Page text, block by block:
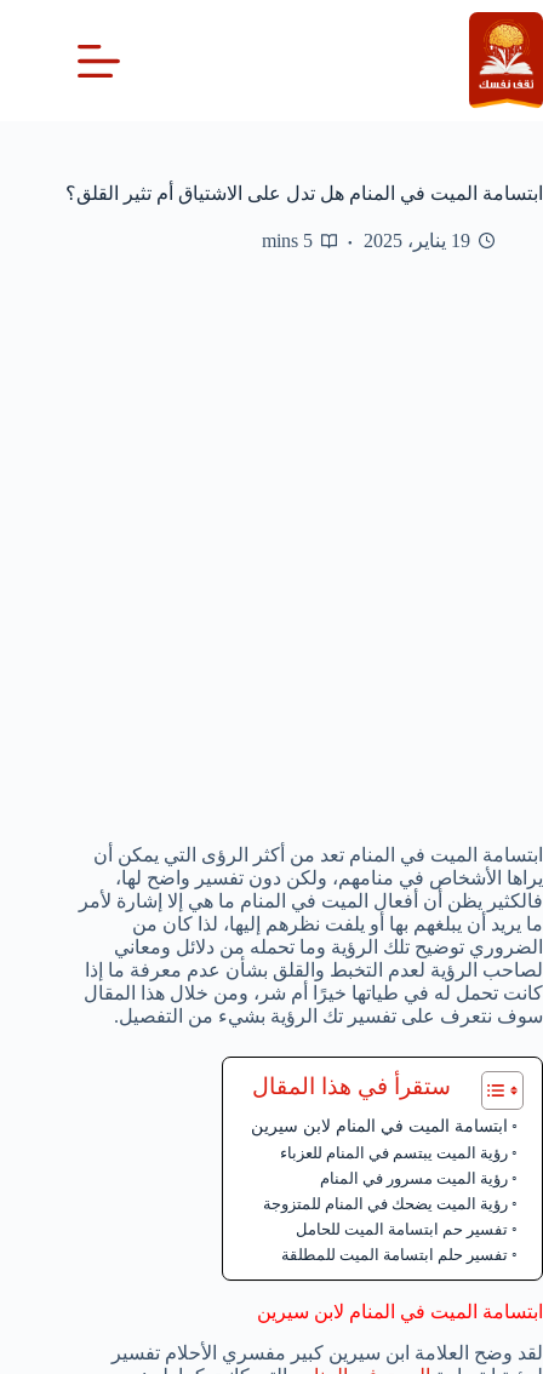
التجاوز
إلى
المحتوى
ابتسامة الميت في المنام هل تدل على الاشتياق أم تثير القلق؟
19 يناير، 2025 5 mins
ابتسامة الميت في المنام تعد من أكثر الرؤى التي يمكن أن
يراها الأشخاص في منامهم، ولكن دون تفسير واضح لها،
فالكثير يظن أن أفعال الميت في المنام ما هي إلا إشارة لأمر
ما يريد أن يبلغهم بها أو يلفت نظرهم إليها، لذا كان من
الضروري توضيح تلك الرؤية وما تحمله من دلائل ومعاني
لصاحب الرؤية لعدم التخبط والقلق بشأن عدم معرفة ما إذا
كانت تحمل له في طياتها خيرًا أم شر، ومن خلال هذا المقال
سوف نتعرف على تفسير تك الرؤية بشيء من التفصيل.
ستقرأ في هذا المقال
ابتسامة الميت في المنام لابن سيرين
رؤية الميت يبتسم في المنام للعزباء
رؤية الميت مسرور في المنام
رؤية الميت يضحك في المنام للمتزوجة
تفسير حم ابتسامة الميت للحامل
تفسير حلم ابتسامة الميت للمطلقة
ابتسامة الميت في المنام لابن سيرين
لقد وضح العلامة ابن سيرين كبير مفسري الأحلام تفسير